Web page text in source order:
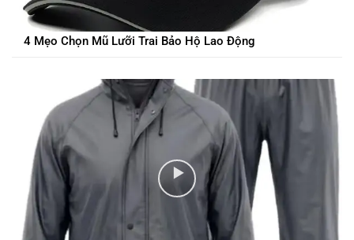
4 Mẹo Chọn Mũ Lưỡi Trai Bảo Hộ Lao Động